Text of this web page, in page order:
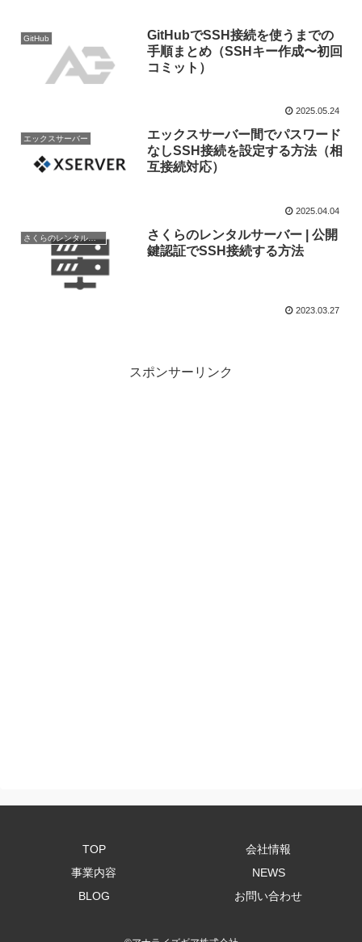
GitHub
GitHubでSSH接続を使うまでの
手順まとめ（SSHキー作成〜初回
コミット）
2025.05.24
エックスサーバー
エックスサーバー間でパスワード
なしSSH接続を設定する方法（相
互接続対応）
2025.04.04
さくらのレンタルサーバー
さくらのレンタルサーバー | 公開
鍵認証でSSH接続する方法
2023.03.27
スポンサーリンク
TOP
会社情報
事業内容
NEWS
BLOG
お問い合わせ